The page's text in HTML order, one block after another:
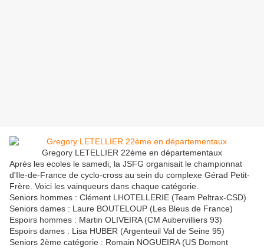
Gregory LETELLIER 22ème en départementaux
Après les ecoles le samedi, la JSFG organisait le championnat
d'Ile-de-France de cyclo-cross au sein du complexe Gérad Petit-
Frère. Voici les vainqueurs dans chaque catégorie.
Seniors hommes : Clément LHOTELLERIE (Team Peltrax-CSD)
Seniors dames : Laure BOUTELOUP (Les Bleus de France)
Espoirs hommes : Martin OLIVEIRA (CM Aubervilliers 93)
Espoirs dames : Lisa HUBER (Argenteuil Val de Seine 95)
Seniors 2ème catégorie : Romain NOGUEIRA (US Domont